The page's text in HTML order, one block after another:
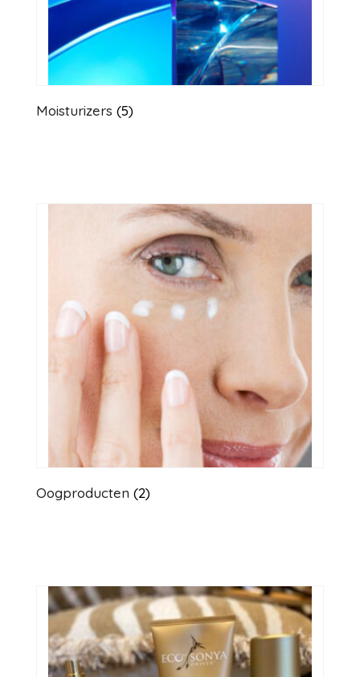
Moisturizers (5)
Oogproducten (2)